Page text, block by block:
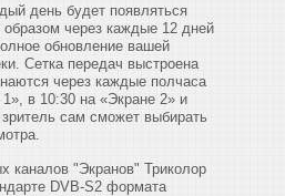
день будет появляться
через каждые 12 дней
обновление вашей
Сетка передач выстроена
через каждые полчаса
в 10:30 на «Экране 2» и
сам сможет выбирать
каналов "Экранов" Триколор
DVB-S2 формата